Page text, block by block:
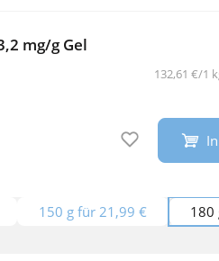
mg/g Gel
132,61 €/1
Auf den
150 g für 21,99 €
180